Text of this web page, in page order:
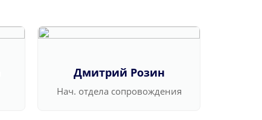
Дмитрий Розин
Нач. отдела сопровождения